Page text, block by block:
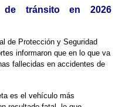
de tránsito en 2026
de Protección y Seguridad
informaron que en lo que va
fallecidas en accidentes de
es el vehículo más